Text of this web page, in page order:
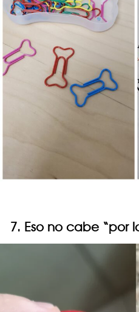
7. Eso no cabe “por